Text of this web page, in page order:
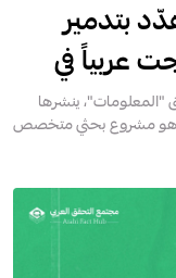
بتدمير
عربياً في
"المعلومات"، ينشرها
وهو مشروع بحثي متخصص